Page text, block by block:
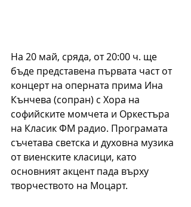
На 20 май, сряда, от 20:00 ч. ще
бъде представена първата част от
концерт на оперната прима Ина
Кънчева (сопран) с Хора на
софийските момчета и Оркестъра
на Класик ФМ радио. Програмата
съчетава светска и духовна музика
от виенските класици, като
основният акцент пада върху
творчеството на Моцарт.